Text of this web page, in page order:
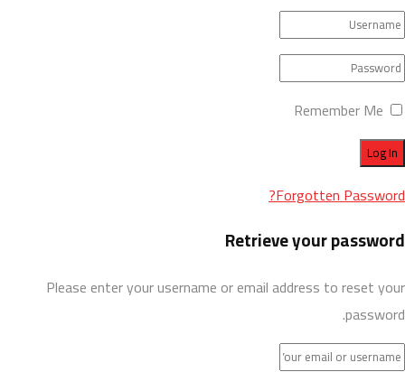
Remember Me
Forgotten Password?
Retrieve your password
Please enter your username or email address to reset your
password.